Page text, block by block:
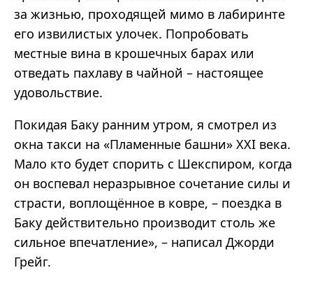
за жизнью, проходящей мимо в лабиринте
его извилистых улочек. Попробовать
местные вина в крошечных барах или
отведать пахлаву в чайной – настоящее
удовольствие.
Покидая Баку ранним утром, я смотрел из
окна такси на «Пламенные башни» XXI века.
Мало кто будет спорить с Шекспиром, когда
он воспевал неразрывное сочетание силы и
страсти, воплощённое в ковре, – поездка в
Баку действительно производит столь же
сильное впечатление», – написал Джорди
Грейг.